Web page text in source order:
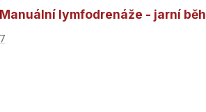
lymfodrenáže - jarní běh